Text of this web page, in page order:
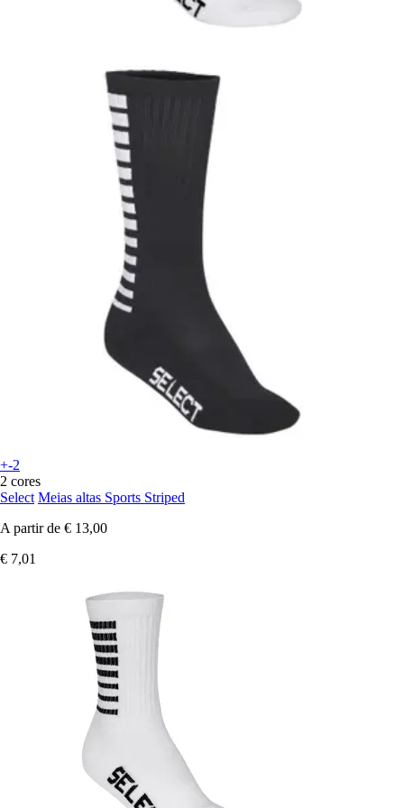
+-2
2 cores
Select Meias altas Sports Striped
A partir de € 13,00
€ 7,01